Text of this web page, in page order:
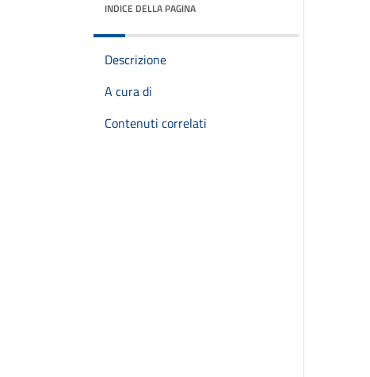
INDICE DELLA PAGINA
Descrizione
A cura di
Contenuti correlati